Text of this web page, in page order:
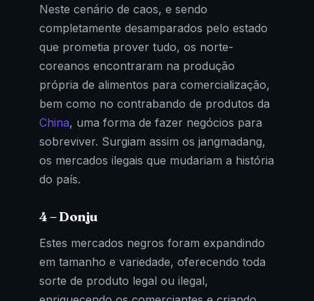
Neste cenário de caos, e sendo
completamente desamparados pelo estado
que prometia prover tudo, os norte-
coreanos encontraram na produção
própria de alimentos para comercialização,
bem como no contrabando de produtos da
China, uma forma de fazer negócios para
sobreviver. Surgiam assim os jangmadang,
os mercados ilegais que mudariam a história
do país.
4 – Donju
Estes mercados negros foram expandindo
em tamanho e variedade, oferecendo toda
sorte de produto legal ou ilegal,